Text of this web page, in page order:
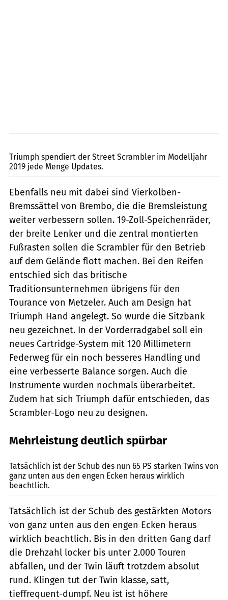
Triumph spendiert der Street Scrambler im Modelljahr
2019 jede Menge Updates.
Ebenfalls neu mit dabei sind Vierkolben-
Bremssättel von Brembo, die die Bremsleistung
weiter verbessern sollen. 19-Zoll-Speichenräder,
der breite Lenker und die zentral montierten
Fußrasten sollen die Scrambler für den Betrieb
auf dem Gelände flott machen. Bei den Reifen
entschied sich das britische
Traditionsunternehmen übrigens für den
Tourance von Metzeler. Auch am Design hat
Triumph Hand angelegt. So wurde die Sitzbank
neu gezeichnet. In der Vorderradgabel soll ein
neues Cartridge-System mit 120 Millimetern
Federweg für ein noch besseres Handling und
eine verbesserte Balance sorgen. Auch die
Instrumente wurden nochmals überarbeitet.
Zudem hat sich Triumph dafür entschieden, das
Scrambler-Logo neu zu designen.
Mehrleistung deutlich spürbar
Tatsächlich ist der Schub des nun 65 PS starken Twins von
ganz unten aus den engen Ecken heraus wirklich
beachtlich.
Tatsächlich ist der Schub des gestärkten Motors
von ganz unten aus den engen Ecken heraus
wirklich beachtlich. Bis in den dritten Gang darf
die Drehzahl locker bis unter 2.000 Touren
abfallen, und der Twin läuft trotzdem absolut
rund. Klingen tut der Twin klasse, satt,
tieffrequent-dumpf. Neu ist ist höhere